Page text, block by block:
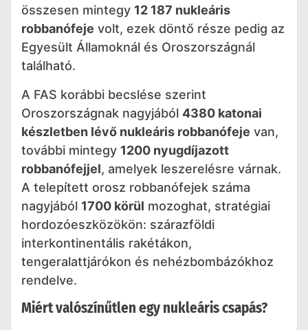
összesen mintegy 12 187 nukleáris
robbanófeje volt, ezek döntő része pedig az
Egyesült Államoknál és Oroszországnál
található.
A FAS korábbi becslése szerint
Oroszországnak nagyjából 4380 katonai
készletben lévő nukleáris robbanófeje van,
további mintegy 1200 nyugdíjazott
robbanófejjel, amelyek leszerelésre várnak.
A telepített orosz robbanófejek száma
nagyjából 1700 körül mozoghat, stratégiai
hordozóeszközökön: szárazföldi
interkontinentális rakétákon,
tengeralattjárókon és nehézbombázókhoz
rendelve.
Miért valószínűtlen egy nukleáris csapás?